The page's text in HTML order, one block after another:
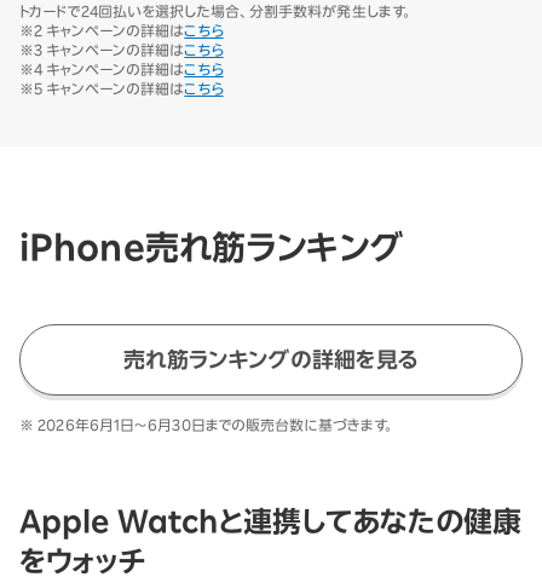
トカードで24回払いを選択した場合、分割手数料が発生します。
※2 キャンペーンの詳細はこちら
※3 キャンペーンの詳細はこちら
※4 キャンペーンの詳細はこちら
※5 キャンペーンの詳細はこちら
iPhone売れ筋ランキング
売れ筋ランキングの詳細を見る
※2026年6月1日～6月30日までの販売台数に基づきます。
Apple Watchと連携してあなたの健康
をウォッチ